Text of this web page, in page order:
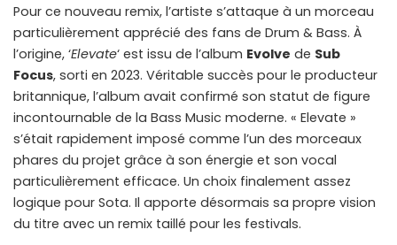
Pour ce nouveau remix, l’artiste s’attaque à un morceau
particulièrement apprécié des fans de Drum & Bass. À
l’origine, ‘Elevate‘ est issu de l’album Evolve de Sub
Focus, sorti en 2023. Véritable succès pour le producteur
britannique, l’album avait confirmé son statut de figure
incontournable de la Bass Music moderne. « Elevate »
s’était rapidement imposé comme l’un des morceaux
phares du projet grâce à son énergie et son vocal
particulièrement efficace. Un choix finalement assez
logique pour Sota. Il apporte désormais sa propre vision
du titre avec un remix taillé pour les festivals.